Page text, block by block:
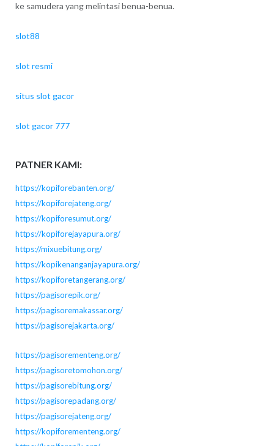
ke samudera yang melintasi benua-benua.
slot88
slot resmi
situs slot gacor
slot gacor 777
PATNER KAMI:
https://kopiforebanten.org/
https://kopiforejateng.org/
https://kopiforesumut.org/
https://kopiforejayapura.org/
https://mixuebitung.org/
https://kopikenanganjayapura.org/
https://kopiforetangerang.org/
https://pagisorepik.org/
https://pagisoremakassar.org/
https://pagisorejakarta.org/
https://pagisorementeng.org/
https://pagisoretomohon.org/
https://pagisorebitung.org/
https://pagisorepadang.org/
https://pagisorejateng.org/
https://kopiforementeng.org/